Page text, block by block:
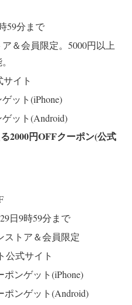
59分まで
＆会員限定。5000円以上
イト
ット(iPhone)
ット(Android)
2000円OFFクーポン(公式
日9時59分まで
ストア＆会員限定
公式サイト
ポンゲット(iPhone)
ポンゲット(Android)